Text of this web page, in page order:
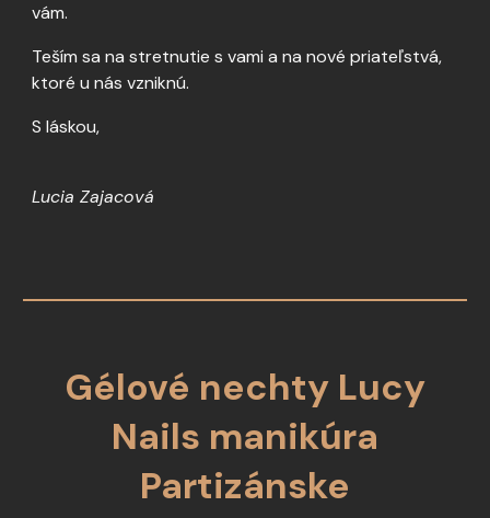
vám.
Teším sa na stretnutie s vami a na nové priateľstvá,
ktoré u nás vzniknú.
S láskou,
Lucia Zajacová
Gélové nechty Lucy
Nails manikúra
Partizánske